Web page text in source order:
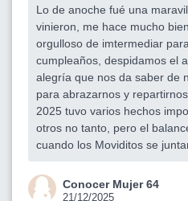
Lo de anoche fué una
vinieron, me hace mucho
orgulloso de imtermediar
cumpleaños, despidamos el
alegría que nos da saber de
para abrazarnos y
2025 tuvo varios hechos
otros no tanto, pero el
cuando los Moviditos se
Conocer Mujer 64
21/12/2025